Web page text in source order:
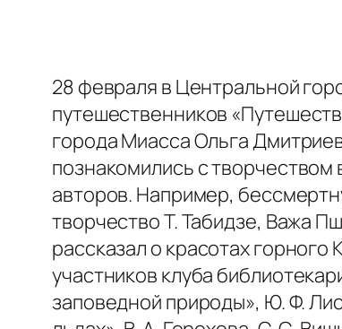
28 февраля в Центральной
путешественников
города Миасса Ольга
познакомились с
авторов. Например,
творчество Т. Табидзе, Важа
рассказал о красотах
участников клуба
заповедной природы», Ю. Ф.